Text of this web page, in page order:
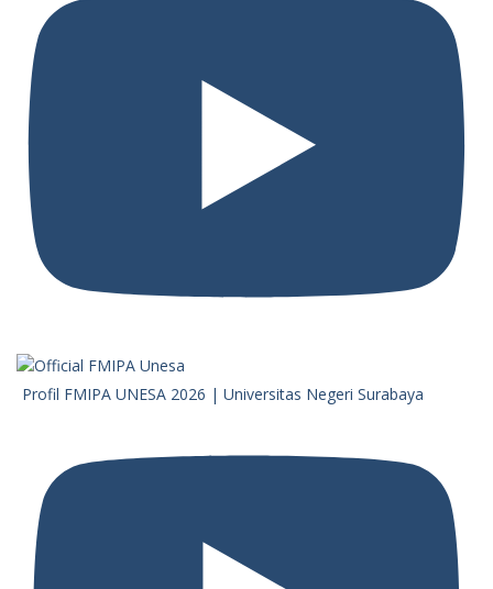
Profil FMIPA UNESA 2026 | Universitas Negeri Surabaya